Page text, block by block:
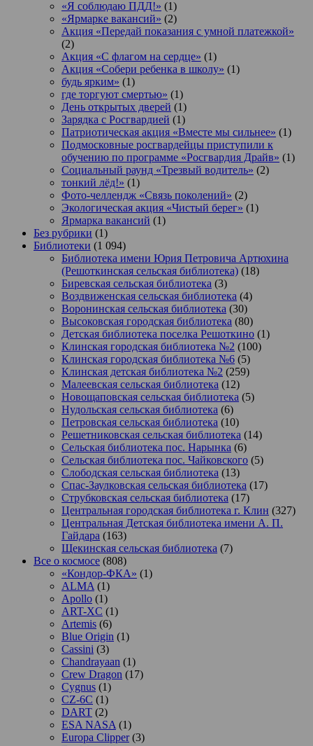
«Я соблюдаю ПДД!» (1)
«Ярмарке вакансий» (2)
Акция «Передай показания с умной платежкой»
(2)
Акция «С флагом на сердце» (1)
Акция «Собери ребенка в школу» (1)
будь ярким» (1)
где торгуют смертью» (1)
День открытых дверей (1)
Зарядка с Росгвардией (1)
Патриотическая акция «Вместе мы сильнее» (1)
Подмосковные росгвардейцы приступили к
обучению по программе «Росгвардия Драйв» (1)
Социальный раунд «Трезвый водитель» (2)
тонкий лёд!» (1)
Фото-челлендж «Связь поколений» (2)
Экологическая акция «Чистый берег» (1)
Ярмарка вакансий (1)
Без рубрики (1)
Библиотеки (1 094)
Библиотека имени Юрия Петровича Артюхина
(Решоткинская сельская библиотека) (18)
Биревская сельская библиотека (3)
Воздвиженская сельская библиотека (4)
Воронинская сельская библиотека (30)
Высоковская городская библиотека (80)
Детская библиотека поселка Решоткино (1)
Клинская городская библиотека №2 (100)
Клинская городская библиотека №6 (5)
Клинская детская библиотека №2 (259)
Малеевская сельская библиотека (12)
Новощаповская сельская библиотека (5)
Нудольская сельская библиотека (6)
Петровская сельская библиотека (10)
Решетниковская сельская библиотека (14)
Сельская библиотека пос. Нарынка (6)
Сельская библиотека пос. Чайковского (5)
Слободская сельская библиотека (13)
Спас-Заулковская сельская библиотека (17)
Струбковская сельская библиотека (17)
Центральная городская библиотека г. Клин (327)
Центральная Детская библиотека имени А. П.
Гайдара (163)
Щекинская сельская библиотека (7)
Все о космосе (808)
«Кондор-ФКА» (1)
ALMA (1)
Apollo (1)
ART-XC (1)
Artemis (6)
Blue Origin (1)
Cassini (3)
Chandrayaan (1)
Crew Dragon (17)
Cygnus (1)
CZ-6C (1)
DART (2)
ESA NASA (1)
Europa Clipper(3)